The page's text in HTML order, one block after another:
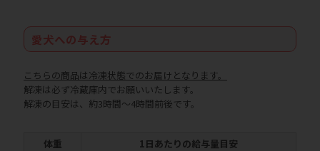
愛犬への与え方
こちらの商品は冷凍状態でのお届けとなります。
解凍は必ず冷蔵庫内でお願いいたします。
解凍の目安は、約3時間～4時間前後です。
体重
1日あたりの給与量目安